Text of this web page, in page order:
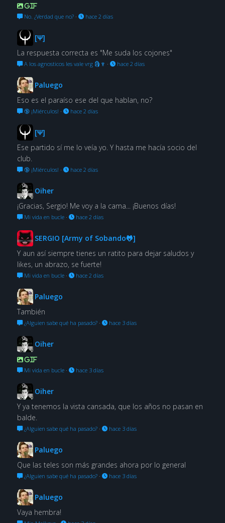
GIF
No. ¿Verdad que no?· hace 2 días
[Ψ]
La respuesta correcta es "Me suda los cojones"
A los agnosticos les vale vrg 🗿🍷 · hace 2 días
Paluego
Eso es el paraíso ese del que hablan, no?
🔞 ¡Miérculos! · hace 2 días
[Ψ]
Ese partido sí me lo veía yo. Y hasta me hacía socio del
club.
🔞 ¡Miérculos! · hace 2 días
Oiher
¡Gracias, Sergio! Me voy a la cama... ¡Buenos días!
Mi vida en bucle· hace 2 días
SERGIO [Army of Sobando🐸]
Y aun así siempre tienes un ratito para dejar saludos y
likes, un abrazo, se fuerte!
Mi vida en bucle· hace 2 días
Paluego
También
¿Alguien sabe qué ha pasado?· hace 3 días
Oiher
GIF
Mi vida en bucle· hace 3 días
Oiher
Y ya tenemos la vista cansada, que los años no pasan en
balde.
¿Alguien sabe qué ha pasado?· hace 3 días
Paluego
Que las teles son más grandes ahora por lo general
¿Alguien sabe qué ha pasado?· hace 3 días
Paluego
Vaya hembra!